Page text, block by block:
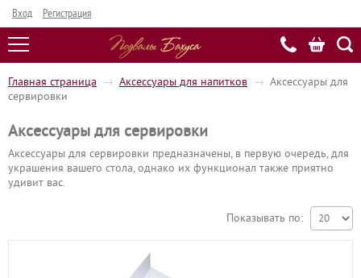
Вход Регистрация
Главная страница → Аксессуары для напитков → Аксессуары для
сервировки
Аксессуары для сервировки
Аксессуары для сервировки предназначены, в первую очередь, для
украшения вашего стола, однако их функционал также приятно
удивит вас.
Показывать по: